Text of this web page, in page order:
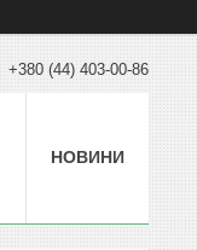
+380 (44) 403-00-86
НОВИНИ